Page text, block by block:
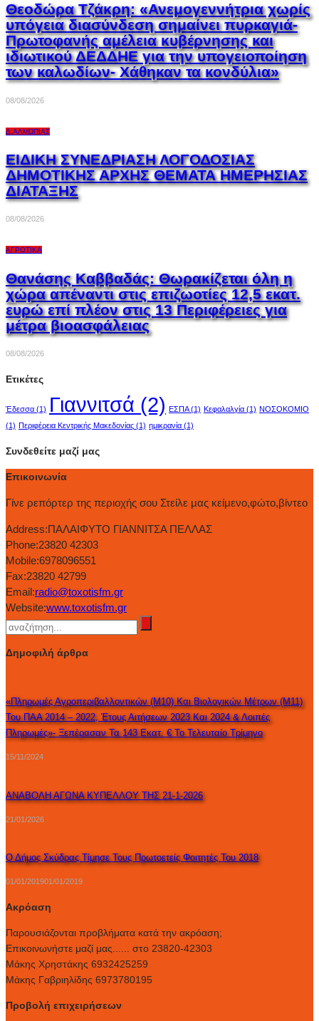
Θεοδώρα Τζάκρη: «Ανεμογεννήτρια χωρίς
υπόγεια διασύνδεση σημαίνει πυρκαγιά-
Πρωτοφανής αμέλεια κυβέρνησης και
ιδιωτικού ΔΕΔΔΗΕ για την υπογειοποίηση
των καλωδίων- Χάθηκαν τα κονδύλια»
08/08/2026
Δ.ΑΛΜΩΠΊΑΣ
ΕΙΔΙΚΗ ΣΥΝΕΔΡΙΑΣΗ ΛΟΓΟΔΟΣΙΑΣ
ΔΗΜΟΤΙΚΗΣ ΑΡΧΗΣ ΘΕΜΑΤΑ ΗΜΕΡΗΣΙΑΣ
ΔΙΑΤΑΞΗΣ
08/08/2026
ΑΓΡΟΤΙΚΆ
Θανάσης Καββαδάς: Θωρακίζεται όλη η
χώρα απέναντι στις επιζωοτίες 12,5 εκατ.
ευρώ επί πλέον στις 13 Περιφέρειες για
μέτρα βιοασφάλειας
08/08/2026
Ετικέτες
Έδεσσα (1) Γιαννιτσά (2) ΕΣΠΑ(1) Κεφαλαλγία (1) ΝΟΣΟΚΟΜΙΟ
(1) Περιφέρεια Κεντρικής Μακεδονίας (1) ημικρανία (1)
Συνδεθείτε μαζί μας
Επικοινωνία
Γίνε ρεπόρτερ της περιοχής σου Στείλε μας κείμενο,φώτο,βίντεο
Address:ΠΑΛΑΙΦΥΤΟ ΓΙΑΝΝΙΤΣΑ ΠΕΛΛΑΣ
Phone:23820 42303
Mobile:6978096551
Fax:23820 42799
Email:radio@toxotisfm.gr
Website:www.toxotisfm.gr
Δημοφιλή άρθρα
«Πληρωμές Αγροπεριβαλλοντικών (Μ10) Και Βιολογικών Μέτρων (Μ11)
Του ΠΑΑ 2014 – 2022, Έτους Αιτήσεων 2023 Και 2024 & Λοιπές
Πληρωμές»- Ξεπέρασαν Τα 143 Εκατ. € Το Τελευταίο Τρίμηνο
15/11/2024
ΑΝΑΒΟΛΗ ΑΓΩΝΑ ΚΥΠΕΛΛΟΥ ΤΗΣ 21-1-2026
21/01/2026
Ο Δήμος Σκύδρας Τίμησε Τους Πρωτοετείς Φοιτητές Του 2018
01/01/201901/01/2019
Ακρόαση
Παρουσιάζονται προβλήματα κατά την ακρόαση;
Επικοινωνήστε μαζί μας...... στο 23820-42303
Μάκης Χρηστάκης 6932425259
Μάκης Γαβριηλίδης 6973780195
Προβολή επιχειρήσεων